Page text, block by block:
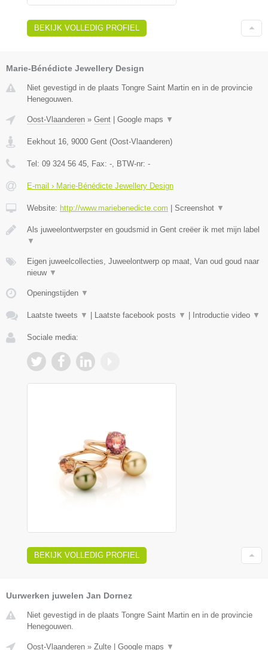
BEKIJK VOLLEDIG PROFIEL
Marie-Bénédicte Jewellery Design
Niet gevestigd in de plaats Tongre Saint Martin en in de provincie
Henegouwen.
Oost-Vlaanderen » Gent Google maps ▼
Eekhout 16, 9000 Gent (Oost-Vlaanderen)
Tel: 09 324 56 45, Fax: -, BTW-nr: -
E-mail › Marie-Bénédicte Jewellery Design
Website: http://www.mariebenedicte.com Screenshot ▼
Als juweelontwerpster en goudsmid in Gent creëer ik met mijn label
▼
Eigen juweelcollecties, Juweelontwerp op maat, Van oud goud naar
nieuw ▼
Openingstijden ▼
Laatste tweets ▼ Laatste facebook posts ▼ Introductie video ▼
Sociale media:
BEKIJK VOLLEDIG PROFIEL
Uurwerken juwelen Jan Dornez
Niet gevestigd in de plaats Tongre Saint Martin en in de provincie
Henegouwen.
Oost-Vlaanderen » Zulte Google maps ▼